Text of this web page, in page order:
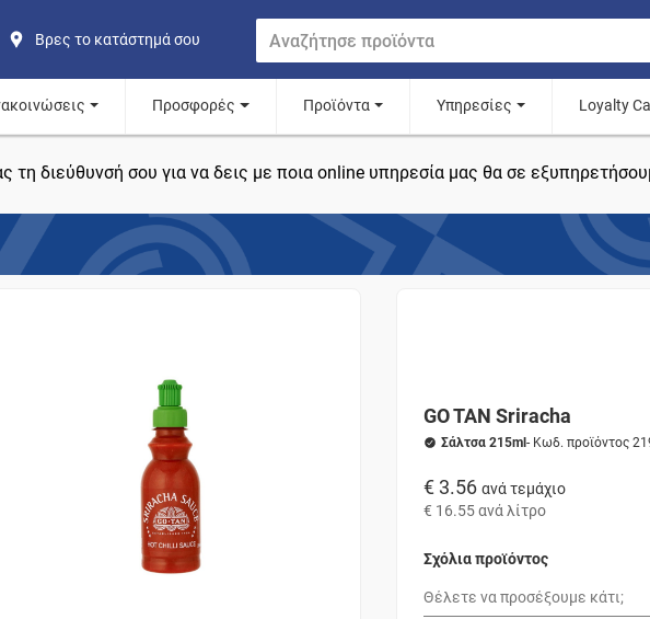
Βρες το κατάστημά σου
Προσφορές Προϊόντα Υπηρεσίες Loyalty
τη διεύθυνσή σου για να δεις με ποια online υπηρεσία μας θα σε
GO TAN Sriracha
Σάλτσα 215ml - Κωδ. προϊόντος
€ 3.56 ανά τεμάχιο
€ 16.55ανά λίτρο
Σχόλια προϊόντος